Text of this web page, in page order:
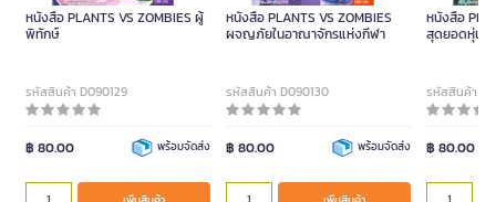
หนังสือ PLANTS VS ZOMBIES ผู้
พิทักษ์
รหัสสินค้า D090129
฿ 80.00 พร้อมจัดส่ง
หนังสือ PLANTS VS ZOMBIES
ผจญภัยในอาณาจักรแห่งกีฬา
รหัสสินค้า D090130
฿ 80.00 พร้อมจัดส่ง
หนังสือ
สุดยอดหุ่นย
รหัสสินค้า
฿ 80.00